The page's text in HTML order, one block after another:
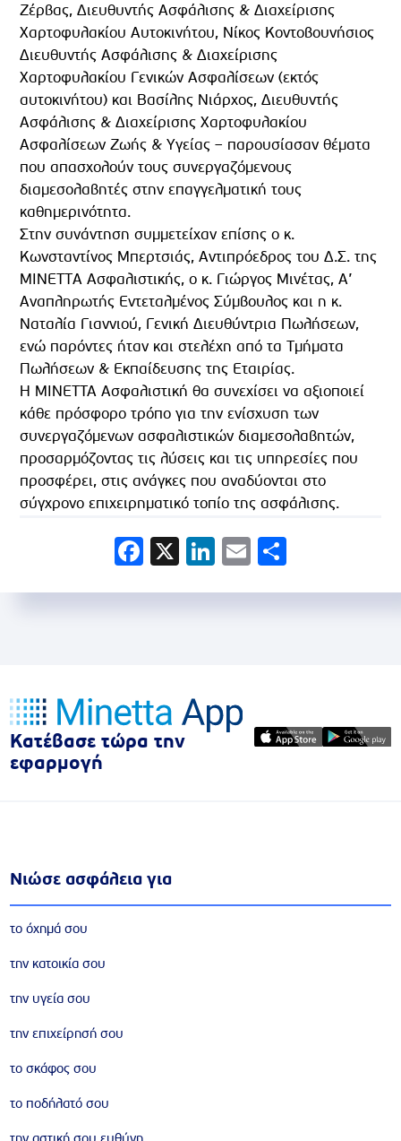
Ζέρβας, Διευθυντής Ασφάλισης & Διαχείρισης
Χαρτοφυλακίου Αυτοκινήτου, Νίκος Κοντοβουνήσιος
Διευθυντής Ασφάλισης & Διαχείρισης
Χαρτοφυλακίου Γενικών Ασφαλίσεων (εκτός
αυτοκινήτου) και Βασίλης Νιάρχος, Διευθυντής
Ασφάλισης & Διαχείρισης Χαρτοφυλακίου
Ασφαλίσεων Ζωής & Υγείας – παρουσίασαν θέματα
που απασχολούν τους συνεργαζόμενους
διαμεσολαβητές στην επαγγελματική τους
καθημερινότητα.
Στην συνάντηση συμμετείχαν επίσης ο κ.
Κωνσταντίνος Μπερτσιάς, Αντιπρόεδρος του Δ.Σ. της
ΜΙΝΕΤΤΑ Ασφαλιστικής, ο κ. Γιώργος Μινέτας, Α’
Αναπληρωτής Εντεταλμένος Σύμβουλος και η κ.
Ναταλία Γιαννιού, Γενική Διευθύντρια Πωλήσεων,
ενώ παρόντες ήταν και στελέχη από τα Tμήματα
Πωλήσεων & Εκπαίδευσης της Εταιρίας.
H MINETTA Ασφαλιστική θα συνεχίσει να αξιοποιεί
κάθε πρόσφορο τρόπο για την ενίσχυση των
συνεργαζόμενων ασφαλιστικών διαμεσολαβητών,
προσαρμόζοντας τις λύσεις και τις υπηρεσίες που
προσφέρει, στις ανάγκες που αναδύονται στο
σύγχρονο επιχειρηματικό τοπίο της ασφάλισης.
Facebook
X LinkedIn
Email
Κατέβασε τώρα την
εφαρμογή
Νιώσε ασφάλεια για
το όχημά σου
την κατοικία σου
την υγεία σου
την επιχείρησή σου
το σκάφος σου
το ποδήλατό σου